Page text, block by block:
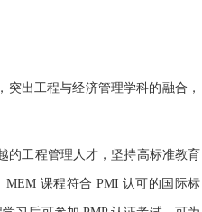
出工程与经济管理学科的融合，
的工程管理人才，坚持高标准教育
MEM 课程符合 PMI 认可的国际标